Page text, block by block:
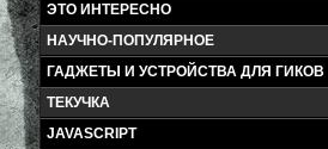
ЭТО ИНТЕРЕСНО
НАУЧНО-ПОПУЛЯРНОЕ
ГАДЖЕТЫ И УСТРОЙСТВА ДЛЯ ГИКОВ
ТЕКУЧКА
JAVASCRIPT